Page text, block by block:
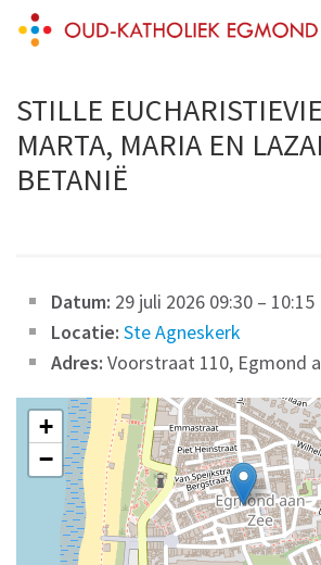
Skip
(Press
Enter)
Oud-Katholieke Parochie
STILLE
MARTA, MARIA EN
BETANIË
Datum: 29 juli 2026 09:30 – 10:15
Locatie: Ste Agneskerk
Adres: Voorstraat 110, Egmond
+
−